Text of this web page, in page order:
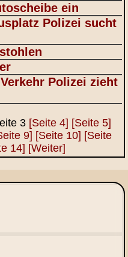
ein
Polizei sucht
Polizei zieht
3 [Seite 4] [Seite 5]
9] [Seite 10] [Seite
14] [Weiter]